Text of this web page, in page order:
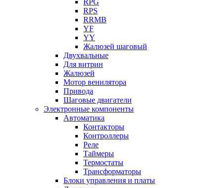
RPG
RPS
RRMB
YF
YY
Жалюзей шаговый
Двухвальные
Для витрин
Жалюзей
Мотор венилятора
Привода
Шаговые двигатели
Электронные компоненты
Автоматика
Контакторы
Контроллеры
Реле
Таймеры
Термостаты
Трансформаторы
Блоки управления и платы